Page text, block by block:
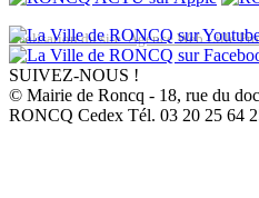
Réalisation du site: Agence Web Lille
SUIVEZ-NOUS !
© Mairie de Roncq - 18, rue du
RONCQ Cedex Tél. 03 20 25 64